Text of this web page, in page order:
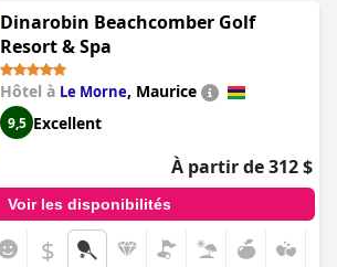
Dinarobin Beachcomber Golf
Resort & Spa
Hôtel à Le Morne, Maurice
9,5 Excellent
À partir de 312 $
Voir les disponibilités
$